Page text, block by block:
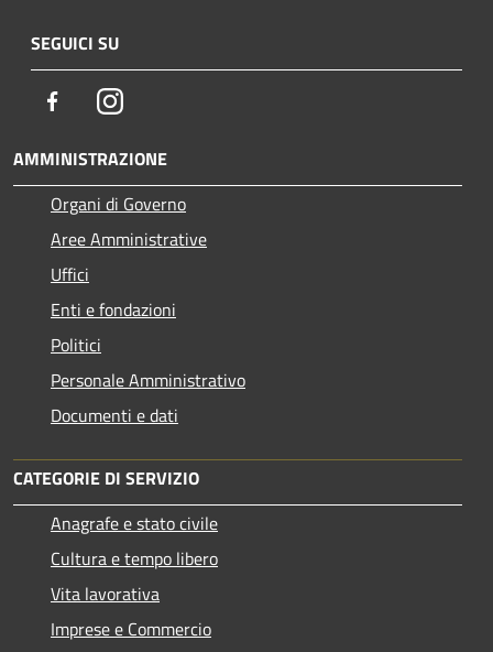
SEGUICI SU
FacebookInstagram
AMMINISTRAZIONE
Organi di Governo
Aree Amministrative
Uffici
Enti e fondazioni
Politici
Personale Amministrativo
Documenti e dati
CATEGORIE DI SERVIZIO
Anagrafe e stato civile
Cultura e tempo libero
Vita lavorativa
Imprese e Commercio